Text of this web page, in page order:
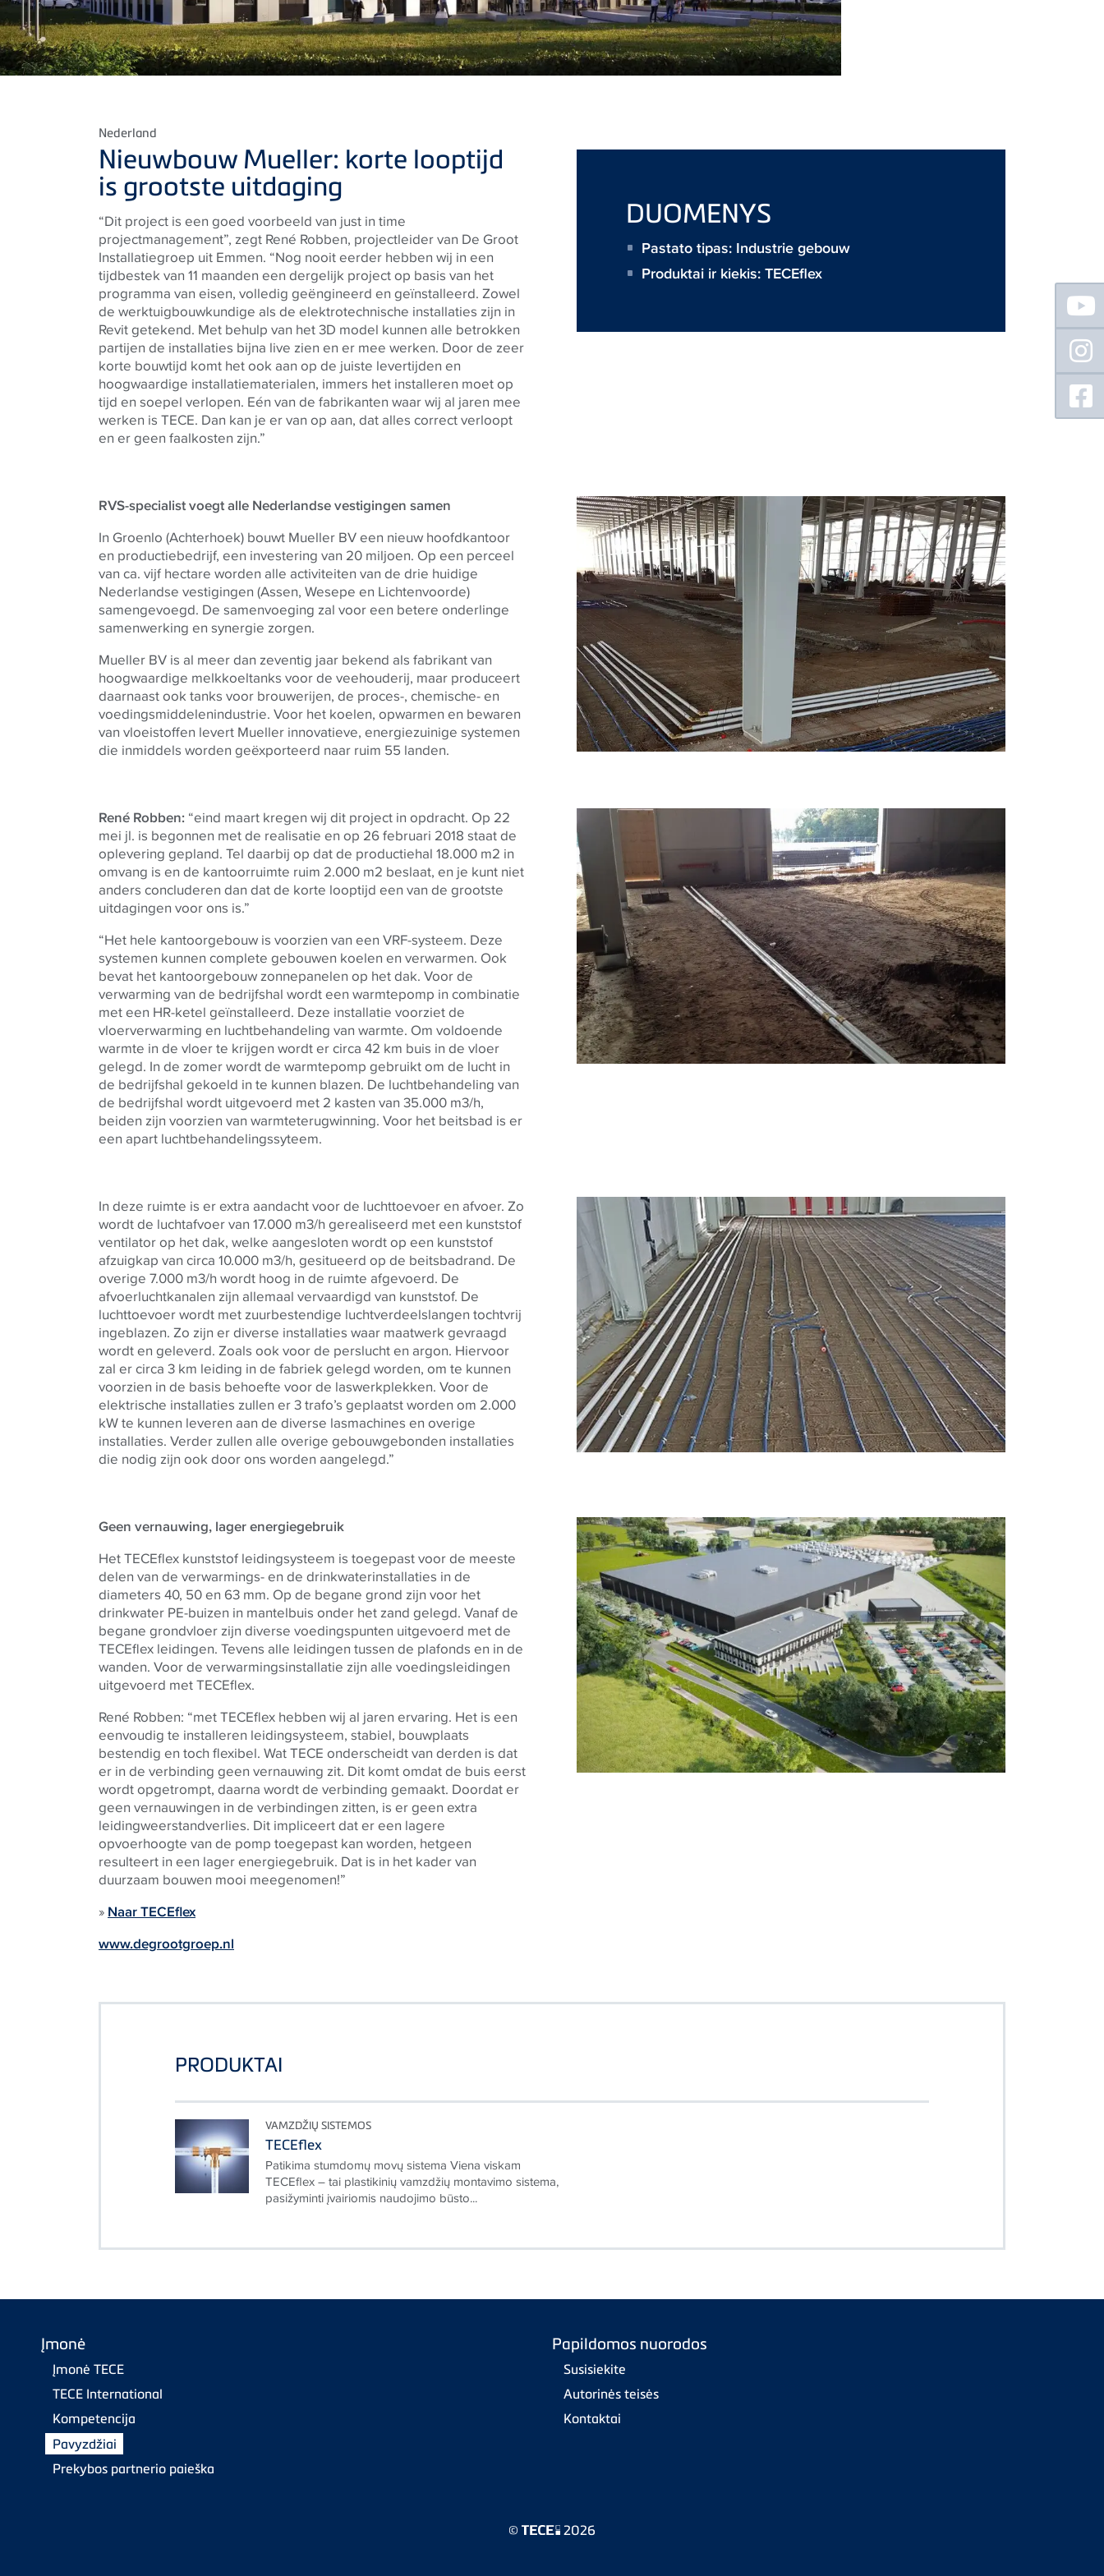
Nederland
Nieuwbouw Mueller: korte looptijd
is grootste uitdaging
“Dit project is een goed voorbeeld van just in time
projectmanagement”, zegt René Robben, projectleider van De Groot
Installatiegroep uit Emmen. “Nog nooit eerder hebben wij in een
tijdbestek van 11 maanden een dergelijk project op basis van het
programma van eisen, volledig geëngineerd en geïnstalleerd. Zowel
de werktuigbouwkundige als de elektrotechnische installaties zijn in
Revit getekend. Met behulp van het 3D model kunnen alle betrokken
partijen de installaties bijna live zien en er mee werken. Door de zeer
korte bouwtijd komt het ook aan op de juiste levertijden en
hoogwaardige installatiematerialen, immers het installeren moet op
tijd en soepel verlopen. Eén van de fabrikanten waar wij al jaren mee
werken is TECE. Dan kan je er van op aan, dat alles correct verloopt
en er geen faalkosten zijn.”
DUOMENYS
Pastato tipas: Industrie gebouw
Produktai ir kiekis:TECEflex
RVS-specialist voegt alle Nederlandse vestigingen samen
In Groenlo (Achterhoek) bouwt Mueller BV een nieuw hoofdkantoor
en productiebedrijf, een investering van 20 miljoen. Op een perceel
van ca. vijf hectare worden alle activiteiten van de drie huidige
Nederlandse vestigingen (Assen, Wesepe en Lichtenvoorde)
samengevoegd. De samenvoeging zal voor een betere onderlinge
samenwerking en synergie zorgen.
Mueller BV is al meer dan zeventig jaar bekend als fabrikant van
hoogwaardige melkkoeltanks voor de veehouderij, maar produceert
daarnaast ook tanks voor brouwerijen, de proces-, chemische- en
voedingsmiddelenindustrie. Voor het koelen, opwarmen en bewaren
van vloeistoffen levert Mueller innovatieve, energiezuinige systemen
die inmiddels worden geëxporteerd naar ruim 55 landen.
René Robben: “eind maart kregen wij dit project in opdracht. Op 22
mei jl. is begonnen met de realisatie en op 26 februari 2018 staat de
oplevering gepland. Tel daarbij op dat de productiehal 18.000 m2 in
omvang is en de kantoorruimte ruim 2.000 m2 beslaat, en je kunt niet
anders concluderen dan dat de korte looptijd een van de grootste
uitdagingen voor ons is.”
“Het hele kantoorgebouw is voorzien van een VRF-systeem. Deze
systemen kunnen complete gebouwen koelen en verwarmen. Ook
bevat het kantoorgebouw zonnepanelen op het dak. Voor de
verwarming van de bedrijfshal wordt een warmtepomp in combinatie
met een HR-ketel geïnstalleerd. Deze installatie voorziet de
vloerverwarming en luchtbehandeling van warmte. Om voldoende
warmte in de vloer te krijgen wordt er circa 42 km buis in de vloer
gelegd. In de zomer wordt de warmtepomp gebruikt om de lucht in
de bedrijfshal gekoeld in te kunnen blazen. De luchtbehandeling van
de bedrijfshal wordt uitgevoerd met 2 kasten van 35.000 m3/h,
beiden zijn voorzien van warmteterugwinning. Voor het beitsbad is er
een apart luchtbehandelingssyteem.
In deze ruimte is er extra aandacht voor de luchttoevoer en afvoer. Zo
wordt de luchtafvoer van 17.000 m3/h gerealiseerd met een kunststof
ventilator op het dak, welke aangesloten wordt op een kunststof
afzuigkap van circa 10.000 m3/h, gesitueerd op de beitsbadrand. De
overige 7.000 m3/h wordt hoog in de ruimte afgevoerd. De
afvoerluchtkanalen zijn allemaal vervaardigd van kunststof. De
luchttoevoer wordt met zuurbestendige luchtverdeelslangen tochtvrij
ingeblazen. Zo zijn er diverse installaties waar maatwerk gevraagd
wordt en geleverd. Zoals ook voor de perslucht en argon. Hiervoor
zal er circa 3 km leiding in de fabriek gelegd worden, om te kunnen
voorzien in de basis behoefte voor de laswerkplekken. Voor de
elektrische installaties zullen er 3 trafo’s geplaatst worden om 2.000
kW te kunnen leveren aan de diverse lasmachines en overige
installaties. Verder zullen alle overige gebouwgebonden installaties
die nodig zijn ook door ons worden aangelegd.”
Geen vernauwing, lager energiegebruik
HetTECEflex kunststof leidingsysteem is toegepast voor de meeste
delen van de verwarmings- en de drinkwaterinstallaties in de
diameters 40, 50 en 63 mm. Op de begane grond zijn voor het
drinkwater PE-buizen in mantelbuis onder het zand gelegd. Vanaf de
begane grondvloer zijn diverse voedingspunten uitgevoerd met de
TECEflex leidingen. Tevens alle leidingen tussen de plafonds en in de
wanden. Voor de verwarmingsinstallatie zijn alle voedingsleidingen
uitgevoerd metTECEflex.
René Robben: “metTECEflex hebben wij al jaren ervaring. Het is een
eenvoudig te installeren leidingsysteem, stabiel, bouwplaats
bestendig en toch flexibel. WatTECE onderscheidt van derden is dat
er in de verbinding geen vernauwing zit. Dit komt omdat de buis eerst
wordt opgetrompt, daarna wordt de verbinding gemaakt. Doordat er
geen vernauwingen in de verbindingen zitten, is er geen extra
leidingweerstandverlies. Dit impliceert dat er een lagere
opvoerhoogte van de pomp toegepast kan worden, hetgeen
resulteert in een lager energiegebruik. Dat is in het kader van
duurzaam bouwen mooi meegenomen!”
» Naar TECEflex
www.degrootgroep.nl
PRODUKTAI
VAMZDŽIŲ SISTEMOS
TECEflex
Patikima stumdomų movų sistema Viena viskam
TECEflex – tai plastikinių vamzdžių montavimo sistema,
pasižyminti įvairiomis naudojimo būsto...
Įmonė
Įmonė TECE
TECE International
Kompetencija
Pavyzdžiai
Prekybos partnerio paieška
Papildomos nuorodos
Susisiekite
Autorinės teisės
Kontaktai
Floating
© 2026